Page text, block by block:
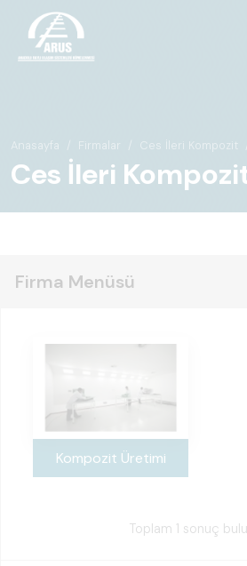
Anasayfa Firmalar Ces İleri Kompozit
Ces İleri
Firma Menüsü
Kompozit Üretimi
Toplam 1 sonuç